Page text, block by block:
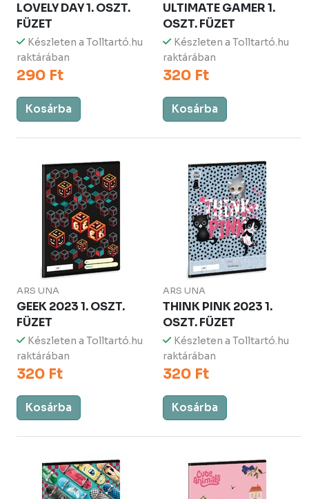
LOVELY DAY 1. OSZT.
FÜZET
Készleten a Tolltartó.hu
raktárában
290 Ft
Kosárba
ULTIMATE GAMER 1.
OSZT. FÜZET
Készleten a Tolltartó.hu
raktárában
320 Ft
Kosárba
ARS UNA
GEEK 2023 1. OSZT.
FÜZET
Készleten a Tolltartó.hu
raktárában
320 Ft
Kosárba
ARS UNA
THINK PINK 2023 1.
OSZT. FÜZET
Készleten a Tolltartó.hu
raktárában
320 Ft
Kosárba